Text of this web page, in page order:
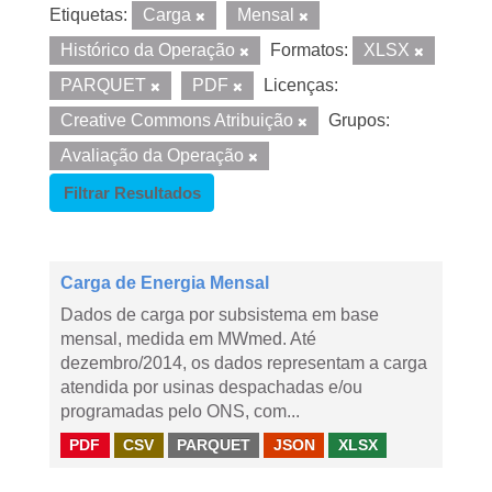
Etiquetas: Carga
Mensal
Histórico da Operação
Formatos:
XLSX
PARQUET
PDF
Licenças:
Creative Commons Atribuição
Grupos:
Avaliação da Operação
Filtrar Resultados
Carga de Energia Mensal
Dados de carga por subsistema em base
mensal, medida em MWmed. Até
dezembro/2014, os dados representam a carga
atendida por usinas despachadas e/ou
programadas pelo ONS, com...
PDF CSV PARQUET JSON XLSX